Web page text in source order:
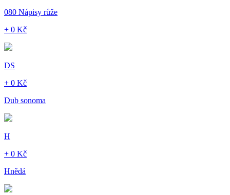
080 Nápisy růže
+ 0 Kč
DS
+ 0 Kč
Dub sonoma
H
+ 0 Kč
Hnědá